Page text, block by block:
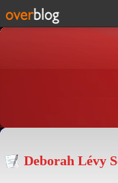
Deborah Lévy